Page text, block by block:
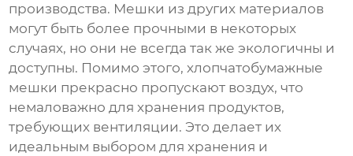
производства. Мешки из других материалов
могут быть более прочными в некоторых
случаях, но они не всегда так же экологичны и
доступны. Помимо этого, хлопчатобумажные
мешки прекрасно пропускают воздух, что
немаловажно для хранения продуктов,
требующих вентиляции. Это делает их
идеальным выбором для хранения и